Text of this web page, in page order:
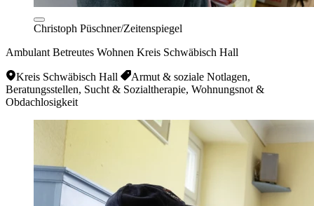
Christoph Püschner/Zeitenspiegel
Ambulant Betreutes Wohnen Kreis Schwäbisch Hall
Kreis Schwäbisch Hall
Armut & soziale Notlagen,
Beratungsstellen, Sucht & Sozialtherapie, Wohnungsnot &
Obdachlosigkeit